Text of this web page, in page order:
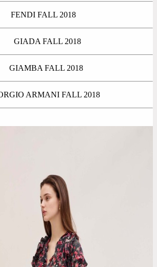
FENDI FALL 2018
GIADA FALL 2018
GIAMBA FALL 2018
ARMANI FALL 2018